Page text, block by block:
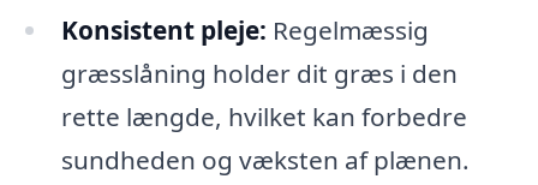
Konsistent pleje: Regelmæssig
græsslåning holder dit græs i den
rette længde, hvilket kan forbedre
sundheden og væksten af plænen.